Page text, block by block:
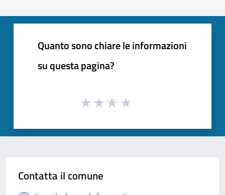
Quanto sono chiare le informazioni
su questa pagina?
Contatta il comune